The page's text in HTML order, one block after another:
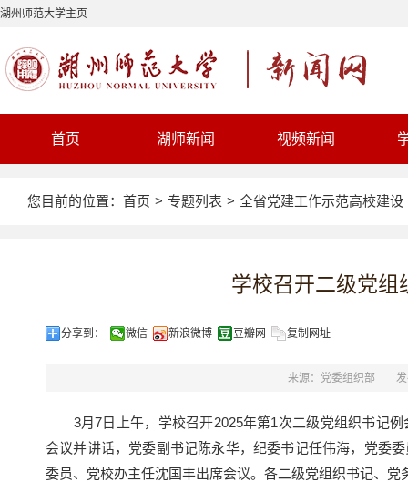
湖州师范大学主页
首页 湖师新闻 视频新闻
您目前的位置： 首页 > 专题列表 > 全省党建工作示范高校建设
学校召开二级党组
分享到： 微信 新浪微博 豆瓣网 复制网址
来源：党委组织部
3月7日上午，学校召开2025年第1次二级党组织书记例
会议并讲话，党委副书记陈永华，纪委书记任伟海，党委
委员、党校办主任沈国丰出席会议。各二级党组织书记、党